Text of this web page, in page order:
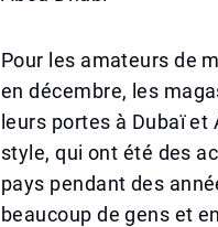
Pour les amateurs de
en décembre, les
leurs portes à Dubaï
style, qui ont été des
pays pendant des
beaucoup de gens et